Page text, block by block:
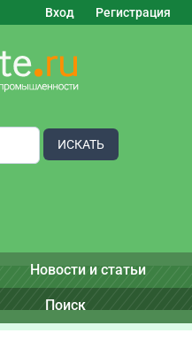
Вход Регистрация
ИСКАТЬ
Новости и статьи
Поиск